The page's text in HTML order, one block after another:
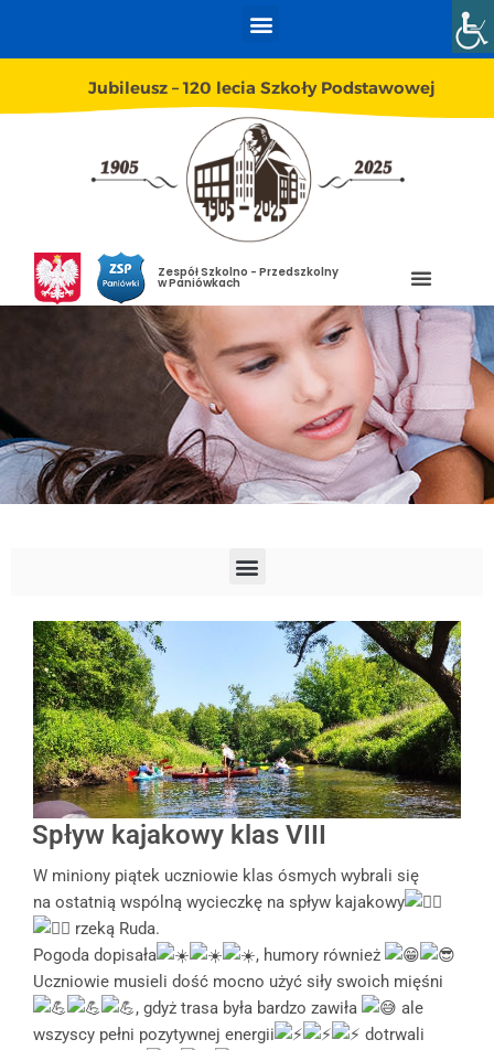
Jubileusz – 120 lecia Szkoły Podstawowej
Zespół Szkolno - Przedszkolny
w Paniówkach
Spływ kajakowy klas VIII
W miniony piątek uczniowie klas ósmych wybrali się
na ostatnią wspólną wycieczkę na spływ kajakowy
rzeką Ruda.
Pogoda dopisała
, humory również
Uczniowie musieli dość mocno użyć siły swoich mięśni
, gdyż trasa była bardzo zawiła
ale
wszyscy pełni pozytywnej energii
dotrwali